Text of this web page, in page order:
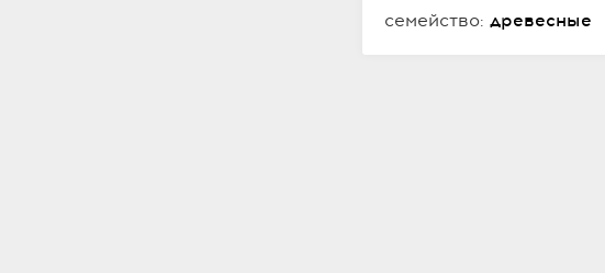
семейство: древесные